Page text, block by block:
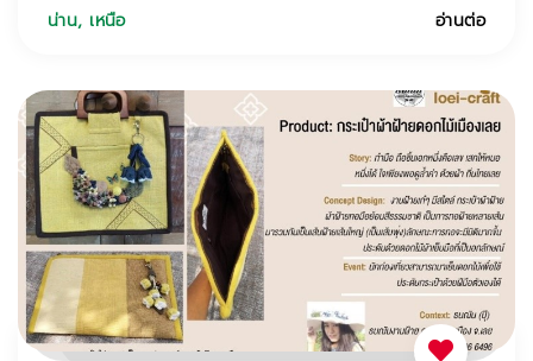
น่าน, เหนือ อ่านต่อ